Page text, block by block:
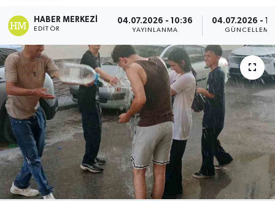
HABER MERKEZI
EDITÖR
04.07.2026 - 10:36
YAYINLANMA
04.07.2026 -
GÜNCELLEME